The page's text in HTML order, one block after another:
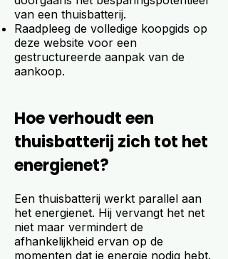
van een thuisbatterij.
Raadpleeg de volledige koopgids op
deze website voor een
gestructureerde aanpak van de
aankoop.
Hoe verhoudt een
thuisbatterij zich tot het
energienet?
Een thuisbatterij werkt parallel aan
het energienet. Hij vervangt het net
niet maar vermindert de
afhankelijkheid ervan op de
momenten dat je energie nodig hebt.